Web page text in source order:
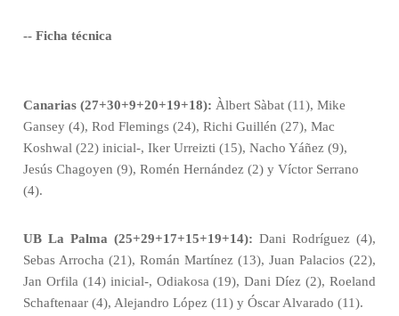
-- Ficha técnica
Canarias (27+30+9+20+19+18): Àlbert Sàbat (11), Mike
Gansey (4), Rod Flemings (24), Richi Guillén (27), Mac
Koshwal (22) inicial-, Iker Urreizti (15), Nacho Yáñez (9),
Jesús Chagoyen (9), Romén Hernández (2) y Víctor Serrano
(4).
UB La Palma (25+29+17+15+19+14): Dani Rodríguez (4),
Sebas Arrocha (21), Román Martínez (13), Juan Palacios (22),
Jan Orfila (14) inicial-, Odiakosa (19), Dani Díez (2), Roeland
Schaftenaar (4), Alejandro López (11) y Óscar Alvarado (11).